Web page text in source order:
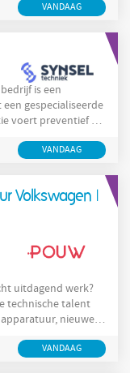
en
VANDAAG
gespecialiseerde
voert preventief en
service aan
een team actief
VANDAAG
Volkswagen |
uitdagend werk?
technische talent
nieuwe
om elkaar goed te
VANDAAG